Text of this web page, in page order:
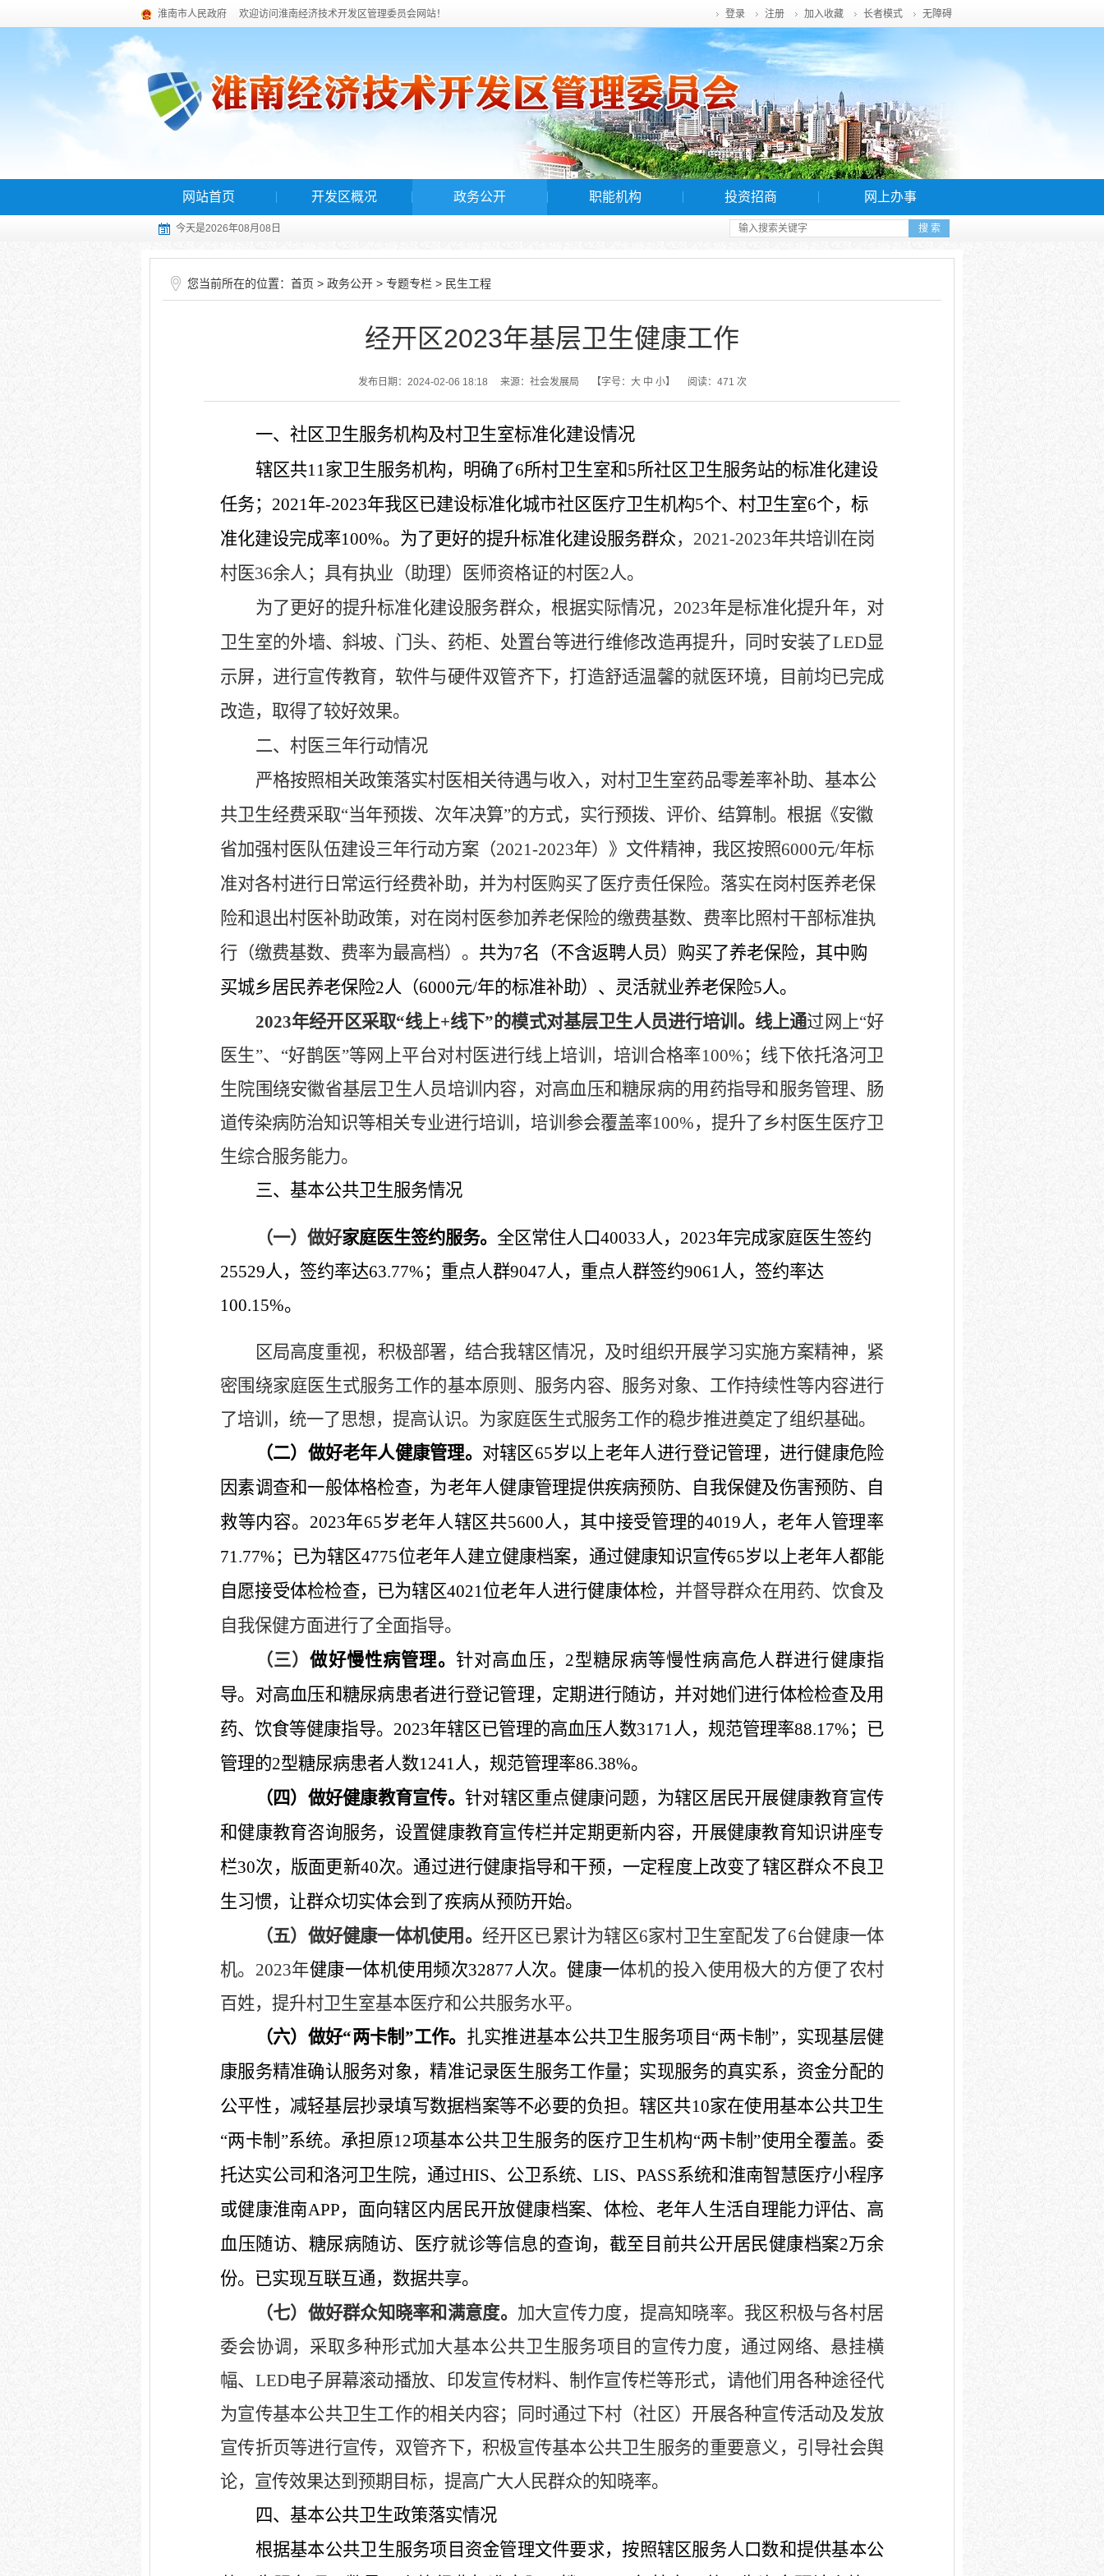
淮南市人民政府 欢迎访问淮南经济技术开发区管理委员会网站！ 登录 注册 加入收藏 长者模式 无障碍
网站首页 开发区概况 政务公开 职能机构 投资招商 网上办事
今天是2026年08月08日
您当前所在的位置： 首页 > 政务公开 > 专题专栏 > 民生工程
经开区2023年基层卫生健康工作
发布日期：2024-02-06 18:18 来源：社会发展局 【字号： 大 中 小】 阅读： 471 次
一、 社区卫生服务机构及村卫生室标准化建设情况
辖区共11家卫生服务机构， 明确了6所村卫生室和5所社区卫生服务站的标准化建设
任务； 2021年-2023年我区已建设标准化城市社区医疗卫生机构5个、村卫生室6个，标
准化建设完成率100%。为了更好的提升标准化建设服务群众， 2021-2023年共培训在岗
村医36余人；具有执业（助理）医师资格证的村医2人。
为了更好的提升标准化建设服务群众，根据实际情况， 2023年是标准化提升年，对
卫生室的外墙、斜坡、门头、药柜、处置台等进行维修改造再提升，同时安装了LED显
示屏，进行宣传教育，软件与硬件双管齐下， 打造舒适温馨的就医环境，
目前均已完成
改造，取得了较好效果。
二、 村医三年行动情况
严格按照相关政策落实村医相关待遇与收入，对村卫生室药品零差率补助、基本公
共卫生经费采取“当年预拨、次年决算”的方式，实行预拨、评价、结算制。根据《安徽
省加强村医队伍建设三年行动方案（2021-2023年）》文件精神，我区按照6000元/年标
准对各村进行日常运行经费补助，并为村医购买了医疗责任保险。落实在岗村医养老保
险和退出村医补助政策，对在岗村医参加养老保险的缴费基数、费率比照村干部标准执
行（缴费基数、费率为最高档）。 共为7名（不含返聘人员）购买了养老保险，其中购
买城乡居民养老保险2人（6000元/年的标准补助）、灵活就业养老保险5人。
2023年经开区采取“线上+线下”的模式对基层卫生人员进行培训。线上通过网上“好
医生”、“好鹊医”等网上平台对村医进行线上培训，培训合格率100%；线下依托洛河卫
生院围绕安徽省基层卫生人员培训内容，对高血压和糖尿病的用药指导和服务管理、肠
道传染病防治知识等相关专业进行培训，培训参会覆盖率100%，提升了乡村医生医疗卫
生综合服务能力。
三、基本公共卫生服务情况
（一）做好家庭医生签约服务。 全区常住人口40033人， 2023年完成家庭医生签约
25529人，签约率达63.77%；重点人群9047人，重点人群签约9061人，签约率达
100.15%。
区局高度重视，积极部署，结合我辖区情况，及时组织开展学习实施方案精神，紧
密围绕家庭医生式服务工作的基本原则、服务内容、服务对象、工作持续性等内容进行
了培训，统一了思想，提高认识。为家庭医生式服务工作的稳步推进奠定了组织基础。
（二）做好老年人健康管理。 对辖区65岁以上老年人进行登记管理，进行健康危险
因素调查和一般体格检查，为老年人健康管理提供疾病预防、自我保健及伤害预防、自
救等内容。 2023年65岁老年人辖区共5600人，其中接受管理的4019人，老年人管理率
71.77%；已为辖区4775位老年人建立健康档案，通过健康知识宣传65岁以上老年人都能
自愿接受体检检查，已为辖区4021位老年人进行健康体检， 并督导群众在用药、饮食及
自我保健方面进行了全面指导。
（三）做好慢性病管理。 针对高血压， 2型糖尿病等慢性病高危人群进行健康指
导。对高血压和糖尿病患者进行登记管理，定期进行随访，并对她们进行体检检查及用
药、饮食等健康指导。 2023年辖区已管理的高血压人数3171人，规范管理率88.17%；已
管理的2型糖尿病患者人数1241人，规范管理率86.38%。
（四）做好健康教育宣传。 针对辖区重点健康问题，为辖区居民开展健康教育宣传
和健康教育咨询服务，设置健康教育宣传栏并定期更新内容，开展健康教育知识讲座专
栏30次，版面更新40次。通过进行健康指导和干预，一定程度上改变了辖区群众不良卫
生习惯，让群众切实体会到了疾病从预防开始。
（五）做好健康一体机使用。 经开区已累计为辖区6家村卫生室配发了6台健康一体
机。 2023年健康一体机使用频次32877人次。健康一体机的投入使用极大的方便了农村
百姓，提升村卫生室基本医疗和公共服务水平。
（六）做好“两卡制”工作。 扎实推进基本公共卫生服务项目“两卡制”，实现基层健
康服务精准确认服务对象，精准记录医生服务工作量；实现服务的真实系，资金分配的
公平性，减轻基层抄录填写数据档案等不必要的负担。辖区共10家在使用基本公共卫生
“两卡制”系统。承担原12项基本公共卫生服务的医疗卫生机构“两卡制”使用全覆盖。 委
托达实公司和洛河卫生院，通过HIS、公卫系统、 LIS、 PASS系统和淮南智慧医疗小程序
或健康淮南APP，面向辖区内居民开放健康档案、体检、老年人生活自理能力评估、高
血压随访、糖尿病随访、医疗就诊等信息的查询，截至目前共公开居民健康档案2万余
份。 已实现互联互通，数据共享。
（七）做好群众知晓率和满意度。 加大宣传力度，提高知晓率。 我区积极与各村居
委会协调， 采取多种形式加大基本公共卫生服务项目的宣传力度，通过网络、悬挂横
幅、 LED电子屏幕滚动播放、印发宣传材料、制作宣传栏等形式， 请他们用各种途径代
为宣传基本公共卫生工作的相关内容；同时通过下村（社区）开展各种宣传活动及发放
宣传折页等进行宣传，双管齐下，积极宣传基本公共卫生服务的重要意义，引导社会舆
论， 宣传效果达到预期目标， 提高广大人民群众的知晓率。
四、基本公共卫生政策落实情况
根据基本公共卫生服务项目资金管理文件要求，按照辖区服务人口数和提供基本公